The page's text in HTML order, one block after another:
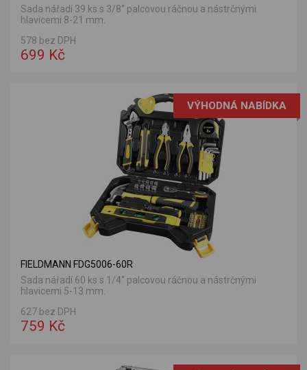
Sada nářadí 39 ks s 3/8“ palcovou ráčnou a nástrčnými
hlavicemi 8-21 mm.
578 bez DPH
699 Kč
VÝHODNÁ NABÍDKA
FIELDMANN FDG5006-60R
Sada nářadí 60 ks s 1/4“ palcovou ráčnou a nástrčnými
hlavicemi 5-13 mm.
627 bez DPH
759 Kč